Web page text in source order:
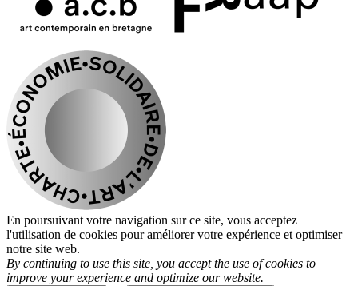
En poursuivant votre navigation sur ce site, vous acceptez
l'utilisation de cookies pour améliorer votre expérience et optimiser
notre site web.
By continuing to use this site, you accept the use of cookies to
improve your experience and optimize our website.